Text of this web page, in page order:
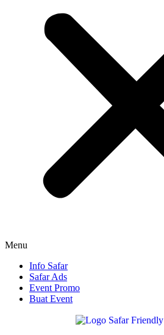
Menu
Info Safar
Safar Ads
Event Promo
Buat Event